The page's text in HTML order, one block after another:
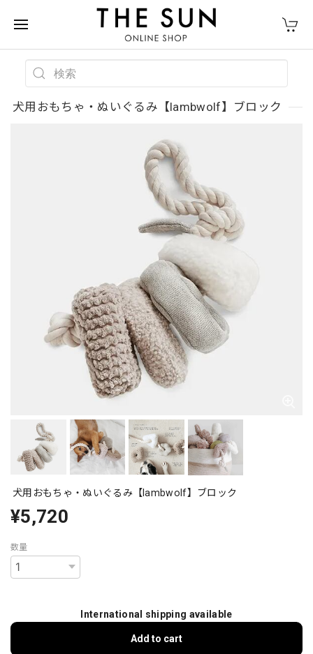
犬用おもちゃ・ぬいぐるみ【lambwolf】ブロック
犬用おもちゃ・ぬいぐるみ【lambwolf】ブロック
¥5,720
数量
International shipping available
Add to cart